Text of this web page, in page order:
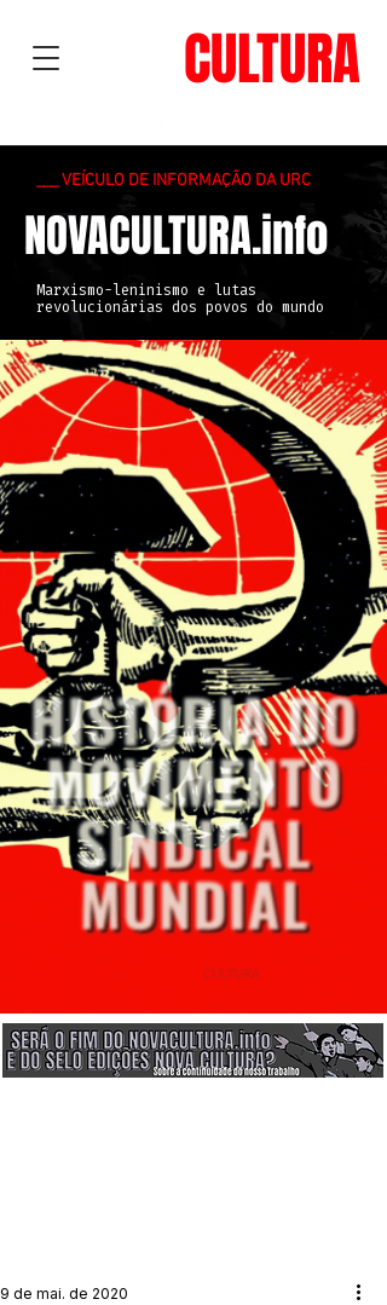
CULTURA
___ VEÍCULO DE INFORMAÇÃO DA URC
NOVACULTURA.info
Marxismo-leninismo e lutas
revolucionárias dos povos do mundo
9 de mai. de 2020